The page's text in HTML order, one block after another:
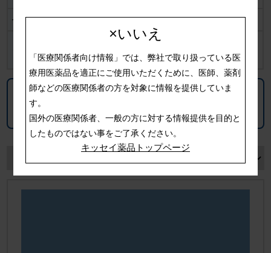
インタビューフォーム 2023/02 更新
日本語版
英語版
安全性情報提供システム
KISSEI Safety LINK
×いいえ
「医療関係者向け情報」では、弊社で取り扱っている医
療用医薬品を適正にご使用いただくために、医師、薬剤
師などの医療関係者の方を対象に情報を提供していま
す。
国外の医療関係者、一般の方に対する情報提供を目的と
したものではない事をご了承ください。
キッセイ薬品トップページ